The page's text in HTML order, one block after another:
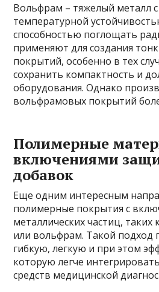
Вольфрам – тяжелый металл
температурной
способностью поглощать
применяют для создания
покрытий, особенно в тех
сохранить компактность и
оборудования. Однако
вольфрамовых покрытий
Полимерные
включениями
добавок
Еще одним интересным
полимерные покрытия с
металлических частиц, таких
или вольфрам. Такой подход
гибкую, легкую и при этом
которую легче
средств медицинской